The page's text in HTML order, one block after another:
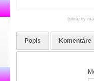
(obrázky
Popis Komentáre